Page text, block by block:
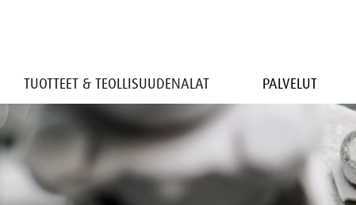
TUOTTEET & TEOLLISUUDENALAT PALVELUT